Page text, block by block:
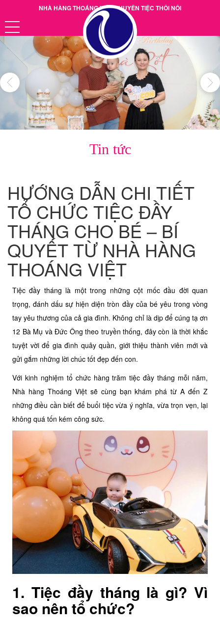
NHÀ HÀNG THOÁNG VIỆT CHUYÊN TIỆC THÔI NÔI
Hotline: 0901.38.39.40
Tin tức
HƯỚNG DẪN CHI TIẾT
TỔ CHỨC TIỆC ĐẦY
THÁNG CHO BÉ – BÍ
QUYẾT TỪ NHÀ HÀNG
THOÁNG VIỆT
Tiệc đầy tháng là một trong những cột mốc đầu đời quan
trọng, đánh dấu sự hiện diện tròn đầy của bé yêu trong vòng
tay yêu thương của cả gia đình. Không chỉ là dịp để cúng tạ ơn
12 Bà Mụ và Đức Ông theo truyền thống, đây còn là thời khắc
tuyệt vời để gia đình quây quần, giới thiệu thành viên mới và
gửi gắm những lời chúc tốt đẹp đến con.
Với kinh nghiệm tổ chức hàng trăm tiệc đầy tháng mỗi năm,
Nhà hàng Thoáng Việt sẽ cùng bạn khám phá từ A đến Z
những điều cần biết để buổi tiệc vừa ý nghĩa, vừa trọn vẹn, lại
không quá tốn kém công sức.
1. Tiệc đầy tháng là gì? Vì
sao nên tổ chức?